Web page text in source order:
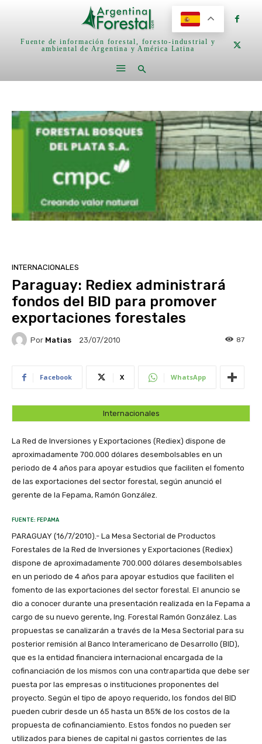
Fuente de información forestal, foresto-industrial y
ambiental de Argentina y América Latina
INTERNACIONALES
Paraguay: Rediex administrará
fondos del BID para promover
exportaciones forestales
Por Matias 23/07/2010 87
Facebook X WhatsApp
Internacionales
La Red de Inversiones y Exportaciones (Rediex) dispone de
aproximadamente 700.000 dólares desembolsables en un
periodo de 4 años para apoyar estudios que faciliten el fomento
de las exportaciones del sector forestal, según anunció el
gerente de la Fepama, Ramón González.
FUENTE: FEPAMA
PARAGUAY (16/7/2010).- La Mesa Sectorial de Productos
Forestales de la Red de Inversiones y Exportaciones (Rediex)
dispone de aproximadamente 700.000 dólares desembolsables
en un periodo de 4 años para apoyar estudios que faciliten el
fomento de las exportaciones del sector forestal. El anuncio se
dio a conocer durante una presentación realizada en la Fepama a
cargo de su nuevo gerente, Ing. Forestal Ramón González. Las
propuestas se canalizarán a través de la Mesa Sectorial para su
posterior remisión al Banco Interamericano de Desarrollo (BID),
que es la entidad financiera internacional encargada de la
cofinanciación de los mismos con una contrapartida que debe ser
puesta por las empresas o instituciones proponentes del
proyecto. Según el tipo de apoyo requerido, los fondos del BID
pueden cubrir desde un 65 hasta un 85% de los costos de la
propuesta de cofinanciamiento. Estos fondos no pueden ser
utilizados para bienes de capital ni gastos corrientes de las